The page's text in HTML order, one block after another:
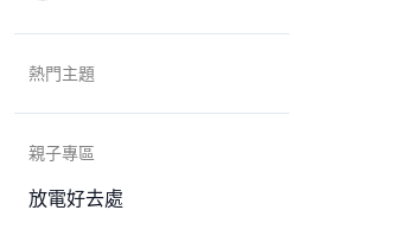
熱門主題
親子專區
放電好去處